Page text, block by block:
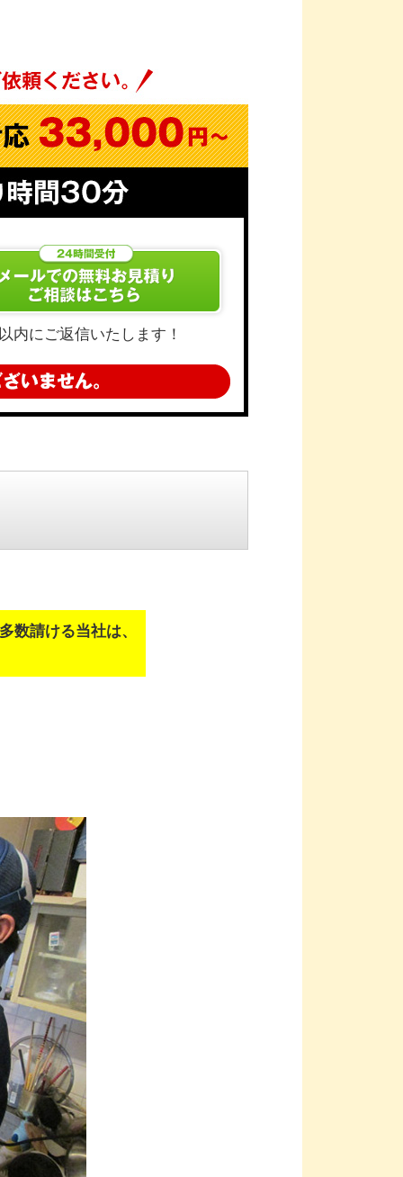
内にご返信いたします！
数請ける当社は、